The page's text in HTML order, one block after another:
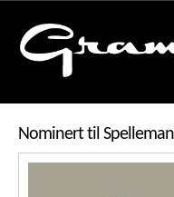
Nominert til